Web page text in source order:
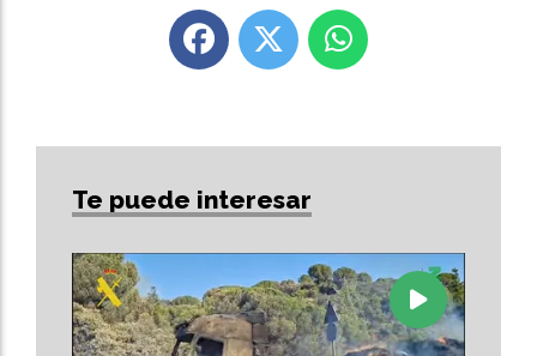
Te puede interesar